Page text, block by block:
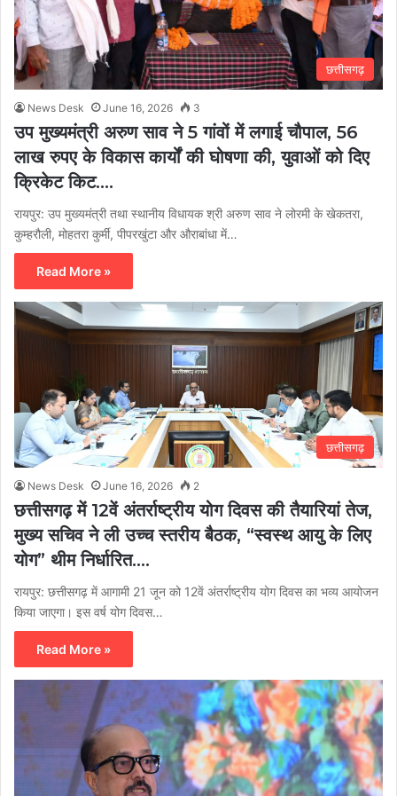
छत्तीसगढ़
News Desk June 16, 2026 3
उप मुख्यमंत्री अरुण साव ने 5 गांवों में लगाई चौपाल, 56
लाख रुपए के विकास कार्यों की घोषणा की, युवाओं को दिए
क्रिकेट किट….
रायपुर: उप मुख्यमंत्री तथा स्थानीय विधायक श्री अरुण साव ने लोरमी के खेकतरा,
कुम्हरौली, मोहतरा कुर्मी, पीपरखुंटा और औराबांधा में…
Read More »
छत्तीसगढ़
News Desk June 16, 2026 2
छत्तीसगढ़ में 12वें अंतर्राष्ट्रीय योग दिवस की तैयारियां तेज,
मुख्य सचिव ने ली उच्च स्तरीय बैठक, “स्वस्थ आयु के लिए
योग” थीम निर्धारित….
रायपुर: छत्तीसगढ़ में आगामी 21 जून को 12वें अंतर्राष्ट्रीय योग दिवस का भव्य आयोजन
किया जाएगा। इस वर्ष योग दिवस…
Read More »